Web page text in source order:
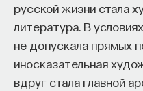
русской жизни стала
литература. В
не допускала прямых
иносказательная
вдруг стала главной
Основатель
Это глобальная
STEM-специалистов